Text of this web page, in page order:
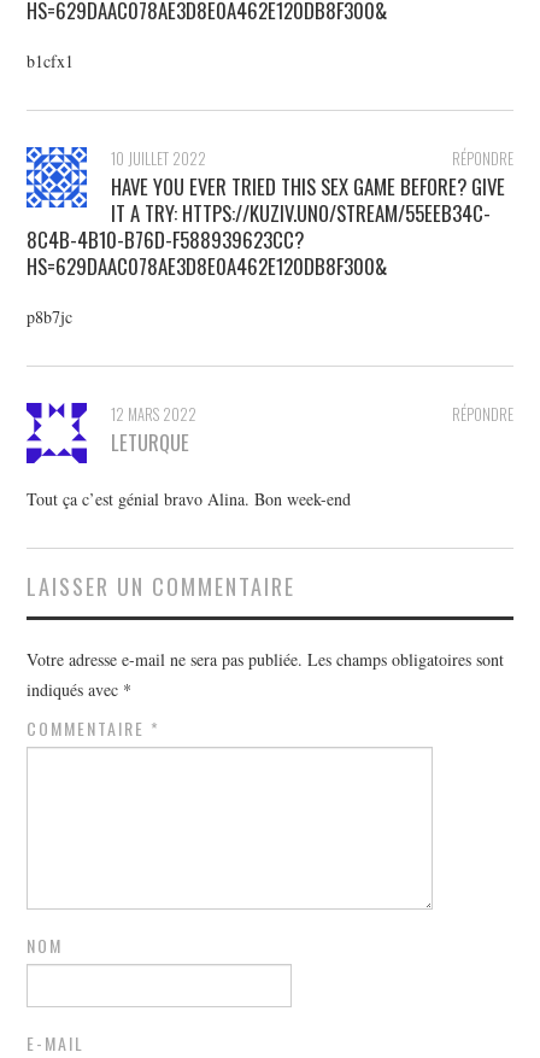
HS=629DAAC078AE3D8E0A462E120DB8F300&
b1cfx1
RÉPONDRE
10 JUILLET 2022
HAVE YOU EVER TRIED THIS SEX GAME BEFORE? GIVE
IT A TRY: HTTPS://KUZIV.UNO/STREAM/55EEB34C-
8C4B-4B10-B76D-F588939623CC?
HS=629DAAC078AE3D8E0A462E120DB8F300&
p8b7jc
RÉPONDRE
12 MARS 2022
LETURQUE
Tout ça c’est génial bravo Alina. Bon week-end
LAISSER UN COMMENTAIRE
Votre adresse e-mail ne sera pas publiée. Les champs obligatoires sont
indiqués avec *
COMMENTAIRE *
NOM
E-MAIL